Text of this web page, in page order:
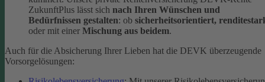
ZukunftPlus lässt sich nach Ihren Wünschen und
Bedürfnissen gestalten: ob sicherheitsorientiert,
oder mit einer Mischung aus beidem.
Auch für die Absicherung Ihrer Lieben hat die DEVK überzeugende
Vorsorgelösungen: